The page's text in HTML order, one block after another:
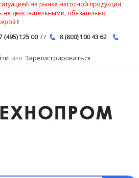
на рынке насосной продукции,
не действительными, обязательно
(495) 125 0077 8 (800) 100 43 62
или Зарегистрироваться